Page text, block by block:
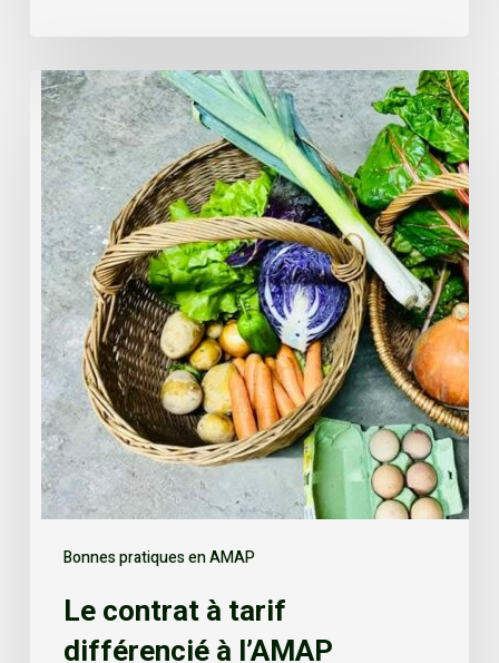
Bonnes pratiques en AMAP
Le contrat à tarif
différencié à l’AMAP